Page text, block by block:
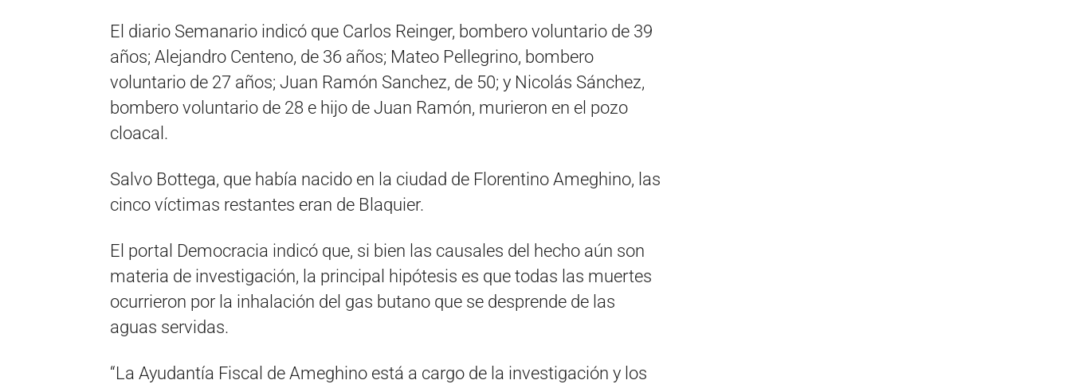
El diario Semanario indicó que Carlos Reinger, bombero voluntario de 39
años; Alejandro Centeno, de 36 años; Mateo Pellegrino, bombero
voluntario de 27 años; Juan Ramón Sanchez, de 50; y Nicolás Sánchez,
bombero voluntario de 28 e hijo de Juan Ramón, murieron en el pozo
cloacal.
Salvo Bottega, que había nacido en la ciudad de Florentino Ameghino, las
cinco víctimas restantes eran de Blaquier.
El portal Democracia indicó que, si bien las causales del hecho aún son
materia de investigación, la principal hipótesis es que todas las muertes
ocurrieron por la inhalación del gas butano que se desprende de las
aguas servidas.
“La Ayudantía Fiscal de Ameghino está a cargo de la investigación y los